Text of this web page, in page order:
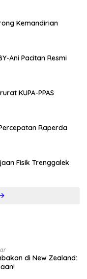
Kemandirian
Ani Pacitan Resmi
KUPA-PPAS
Raperda
Fisik Trenggalek
di New Zealand: